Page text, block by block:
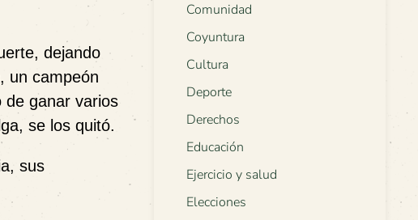
dejando
un campeón
de ganar varios
se los quitó.
sus
Comunidad
Coyuntura
Cultura
Deporte
Derechos
Educación
Ejercicio y salud
Elecciones